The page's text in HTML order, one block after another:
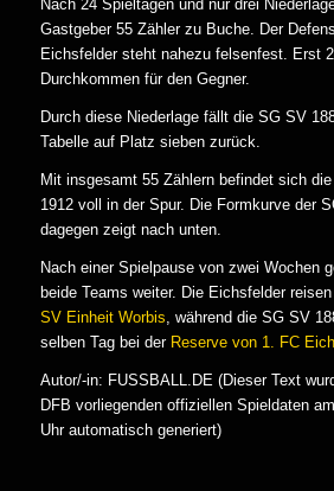
Nach 24 Spieltagen und nur drei
Gastgeber 55 Zähler zu Buche. Der
Eichsfelder steht nahezu felsenfest. Erst
Durchkommen für den Gegner.
Durch diese Niederlage fällt die SG SV
Tabelle auf Platz sieben zurück.
Mit insgesamt 55 Zählern befindet sich
1912 voll in der Spur. Die Formkurve der
dagegen zeigt nach unten.
Nach einer Spielpause von zwei Wochen
beide Teams weiter. Die Eichsfelder
SV Einheit Worbis, während die SG SV
selben Tag bei der Reserve von 1. FC
Autor/-in: FUSSBALL.DE (Dieser Text
DFB vorliegenden offiziellen Spieldaten
Uhr automatisch generiert)